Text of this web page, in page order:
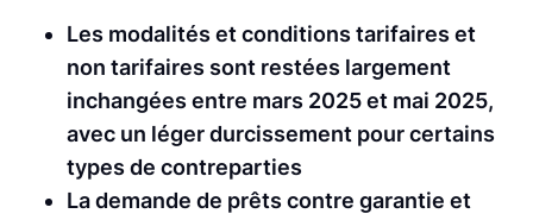
Les modalités et conditions tarifaires et
non tarifaires sont restées largement
inchangées entre mars 2025 et mai 2025,
avec un léger durcissement pour certains
types de contreparties
La demande de prêts contre garantie et